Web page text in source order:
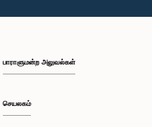
பாராளுமன்ற அலுவல்கள்
செயலகம்